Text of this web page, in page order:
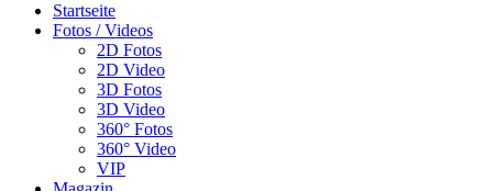
Startseite
Fotos / Videos
2D Fotos
2D Video
3D Fotos
3D Video
360° Fotos
360° Video
VIP